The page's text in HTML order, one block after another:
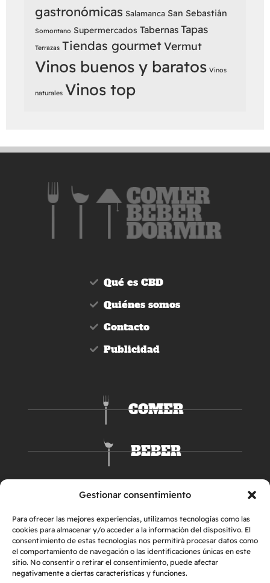
Gestionar consentimiento
Para ofrecer las mejores experiencias, utilizamos tecnologías como las
cookies para almacenar y/o acceder a la información del dispositivo. El
consentimiento de estas tecnologías nos permitirá procesar datos como
el comportamiento de navegación o las identificaciones únicas en este
sitio. No consentir o retirar el consentimiento, puede afectar
negativamente a ciertas características y funciones.
gastronómicas Salamanca San Sebastián
Somontano Supermercados Tabernas Tapas
Terrazas Tiendas gourmetVermut
Vinos buenos y baratos Vinos
naturales Vinos top
Qué es CBD
Quiénes somos
Contacto
Publicidad
COMER
BEBER
DORMIR